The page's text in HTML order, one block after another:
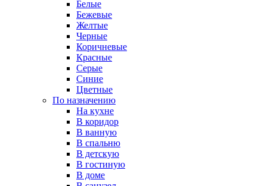
Белые
Бежевые
Желтые
Черные
Коричневые
Красные
Серые
Синие
Цветные
По назначению
На кухне
В коридор
В ванную
В спальню
В детскую
В гостиную
В доме